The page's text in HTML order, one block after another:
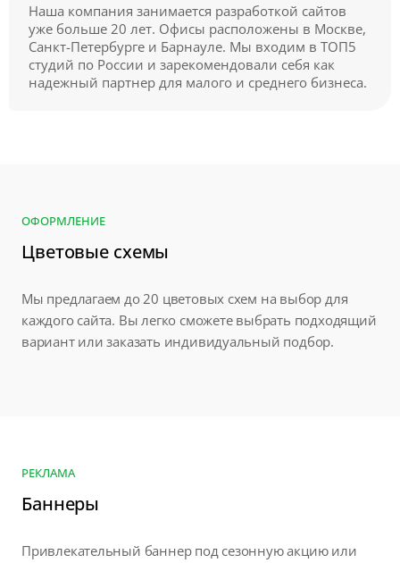
Наша компания занимается разработкой сайтов
уже больше 20 лет. Офисы расположены в Москве,
Санкт-Петербурге и Барнауле. Мы входим в ТОП5
студий по России и зарекомендовали себя как
надежный партнер для малого и среднего бизнеса.
ОФОРМЛЕНИЕ
Цветовые схемы
Мы предлагаем до 20 цветовых схем на выбор для
каждого сайта. Вы легко сможете выбрать подходящий
вариант или заказать индивидуальный подбор.
РЕКЛАМА
Баннеры
Привлекательный баннер под сезонную акцию или